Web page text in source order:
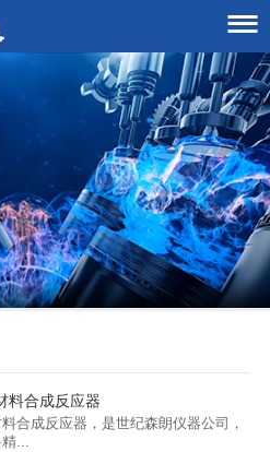

料合成反应器
合成反应器，是世纪森朗仪器公司，
...